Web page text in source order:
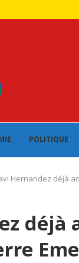
POLITIQUE
Hernandez déjà
déjà